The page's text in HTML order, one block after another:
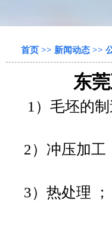
首页 >> 新闻动态 >>
东
1）毛坯的
2）冲压加工
3）热处理 ；